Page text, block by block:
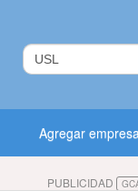
Agregar
PUBLICIDAD